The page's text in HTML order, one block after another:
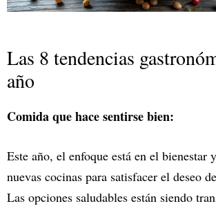
Las 8 tendencias
año
Comida que hace sentirse bien:
Este año, el enfoque está en el bienestar
nuevas cocinas para satisfacer el deseo
Las opciones saludables están siendo